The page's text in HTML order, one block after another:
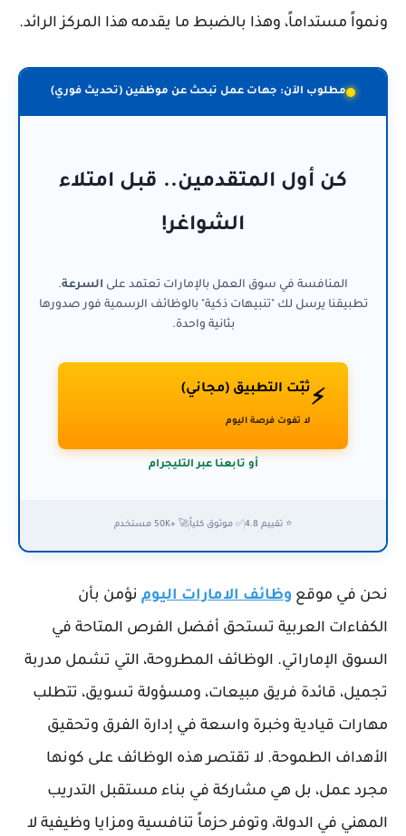
ونمواً مستداماً، وهذا بالضبط ما يقدمه هذا المركز الرائد.
مطلوب الآن: جهات عمل تبحث عن موظفين (تحديث فوري)
كن أول المتقدمين.. قبل امتلاء
الشواغر!
المنافسة في سوق العمل بالإمارات تعتمد على السرعة.
تطبيقنا يرسل لك "تنبيهات ذكية" بالوظائف الرسمية فور صدورها
بثانية واحدة.
⚡
ثبّت التطبيق (مجاني)
لا تفوت فرصة اليوم
أو تابعنا عبر التليجرام
⭐ تقييم 4.8 ✅ موثوق كلياً 🚀 +50K مستخدم
نحن في موقع وظائف الامارات اليوم نؤمن بأن
الكفاءات العربية تستحق أفضل الفرص المتاحة في
السوق الإماراتي. الوظائف المطروحة، التي تشمل مدربة
تجميل، قائدة فريق مبيعات، ومسؤولة تسويق، تتطلب
مهارات قيادية وخبرة واسعة في إدارة الفرق وتحقيق
الأهداف الطموحة. لا تقتصر هذه الوظائف على كونها
مجرد عمل، بل هي مشاركة في بناء مستقبل التدريب
المهني في الدولة، وتوفر حزماً تنافسية ومزايا وظيفية لا